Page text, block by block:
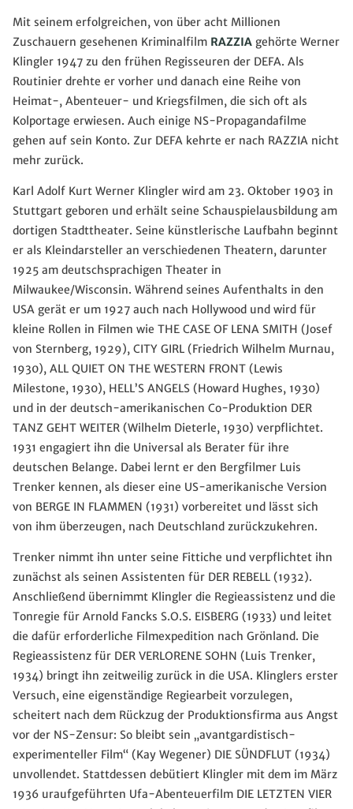
Mit seinem erfolgreichen, von über acht Millionen
Zuschauern gesehenen Kriminalfilm RAZZIA gehörte Werner
Klingler 1947 zu den frühen Regisseuren der DEFA. Als
Routinier drehte er vorher und danach eine Reihe von
Heimat-, Abenteuer- und Kriegsfilmen, die sich oft als
Kolportage erwiesen. Auch einige NS-Propagandafilme
gehen auf sein Konto. Zur DEFA kehrte er nach RAZZIA nicht
mehr zurück.
Karl Adolf Kurt Werner Klingler wird am 23. Oktober 1903 in
Stuttgart geboren und erhält seine Schauspielausbildung am
dortigen Stadttheater. Seine künstlerische Laufbahn beginnt
er als Kleindarsteller an verschiedenen Theatern, darunter
1925 am deutschsprachigen Theater in
Milwaukee/Wisconsin. Während seines Aufenthalts in den
USA gerät er um 1927 auch nach Hollywood und wird für
kleine Rollen in Filmen wie THE CASE OF LENA SMITH (Josef
von Sternberg, 1929), CITY GIRL (Friedrich Wilhelm Murnau,
1930), ALL QUIET ON THE WESTERN FRONT (Lewis
Milestone, 1930), HELL’S ANGELS (Howard Hughes, 1930)
und in der deutsch-amerikanischen Co-Produktion DER
TANZ GEHT WEITER (Wilhelm Dieterle, 1930) verpflichtet.
1931 engagiert ihn die Universal als Berater für ihre
deutschen Belange. Dabei lernt er den Bergfilmer Luis
Trenker kennen, als dieser eine US-amerikanische Version
von BERGE IN FLAMMEN (1931) vorbereitet und lässt sich
von ihm überzeugen, nach Deutschland zurückzukehren.
Trenker nimmt ihn unter seine Fittiche und verpflichtet ihn
zunächst als seinen Assistenten für DER REBELL (1932).
Anschließend übernimmt Klingler die Regieassistenz und die
Tonregie für Arnold Fancks S.O.S. EISBERG (1933) und leitet
die dafür erforderliche Filmexpedition nach Grönland. Die
Regieassistenz für DER VERLORENE SOHN (Luis Trenker,
1934) bringt ihn zeitweilig zurück in die USA. Klinglers erster
Versuch, eine eigenständige Regiearbeit vorzulegen,
scheitert nach dem Rückzug der Produktionsfirma aus Angst
vor der NS-Zensur: So bleibt sein „avantgardistisch-
experimenteller Film“ (Kay Wegener) DIE SÜNDFLUT (1934)
unvollendet. Stattdessen debütiert Klingler mit dem im März
1936 uraufgeführten Ufa-Abenteuerfilm DIE LETZTEN VIER